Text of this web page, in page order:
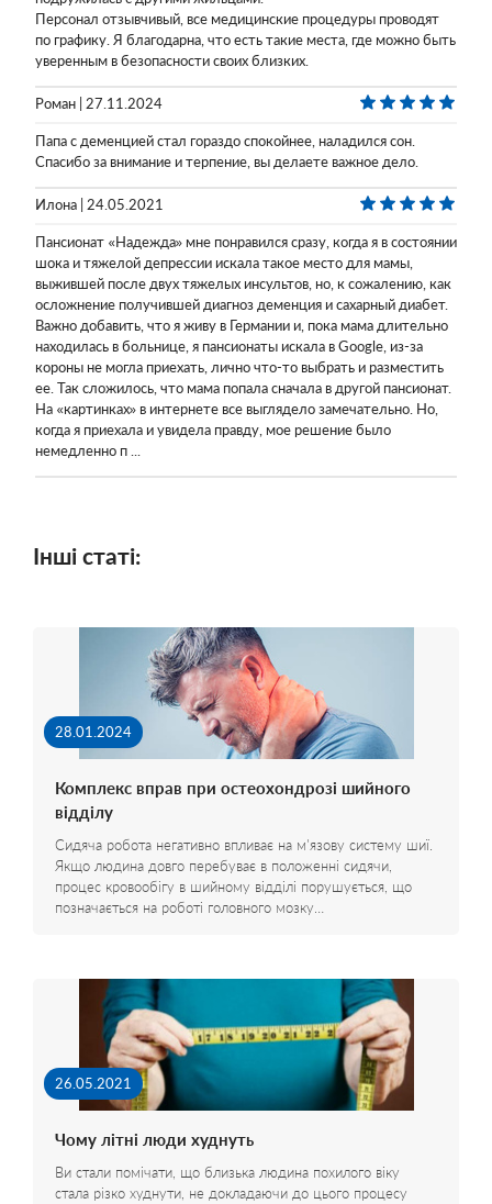
Персонал отзывчивый, все медицинские процедуры проводят
по графику. Я благодарна, что есть такие места, где можно быть
уверенным в безопасности своих близких.
Роман | 27.11.2024
Папа с деменцией стал гораздо спокойнее, наладился сон.
Спасибо за внимание и терпение, вы делаете важное дело.
Илона | 24.05.2021
Пансионат «Надежда» мне понравился сразу, когда я в состоянии
шока и тяжелой депрессии искала такое место для мамы,
выжившей после двух тяжелых инсультов, но, к сожалению, как
осложнение получившей диагноз деменция и сахарный диабет.
Важно добавить, что я живу в Германии и, пока мама длительно
находилась в больнице, я пансионаты искала в Google, из-за
короны не могла приехать, лично что-то выбрать и разместить
ее. Так сложилось, что мама попала сначала в другой пансионат.
На «картинках» в интернете все выглядело замечательно. Но,
когда я приехала и увидела правду, мое решение было
немедленно п ...
Інші статі:
28.01.2024
Комплекс вправ при остеохондрозі шийного
відділу
Сидяча робота негативно впливає на м'язову систему шиї.
Якщо людина довго перебуває в положенні сидячи,
процес кровообігу в шийному відділі порушується, що
позначається на роботі головного мозку…
26.05.2021
Чому літні люди худнуть
Ви стали помічати, що близька людина похилого віку
стала різко худнути, не докладаючи до цього процесу